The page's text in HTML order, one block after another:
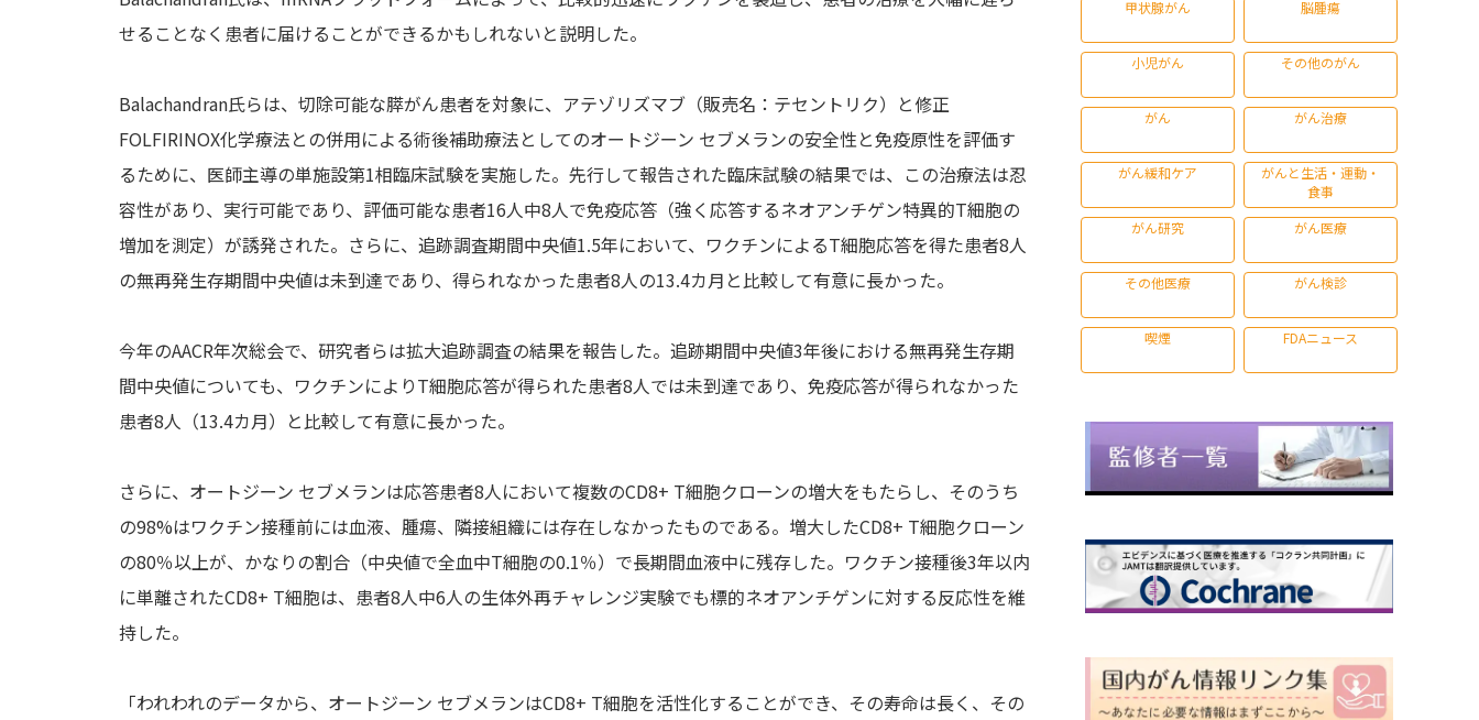
せることなく患者に届けることができるかもしれないと説明した。
Balachandran氏らは、切除可能な膵がん患者を対象に、アテゾリズマブ（販売名：テセントリク）と修正
FOLFIRINOX化学療法との併用による術後補助療法としてのオートジーン セブメランの安全性と免疫原性を評価す
るために、医師主導の単施設第1相臨床試験を実施した。先行して報告された臨床試験の結果では、この治療法は忍
容性があり、実行可能であり、評価可能な患者16人中8人で免疫応答（強く応答するネオアンチゲン特異的T細胞の
増加を測定）が誘発された。さらに、追跡調査期間中央値1.5年において、ワクチンによるT細胞応答を得た患者8人
の無再発生存期間中央値は未到達であり、得られなかった患者8人の13.4カ月と比較して有意に長かった。
今年のAACR年次総会で、研究者らは拡大追跡調査の結果を報告した。追跡期間中央値3年後における無再発生存期
間中央値についても、ワクチンによりT細胞応答が得られた患者8人では未到達であり、免疫応答が得られなかった
患者8人（13.4カ月）と比較して有意に長かった。
さらに、オートジーン セブメランは応答患者8人において複数のCD8+ T細胞クローンの増大をもたらし、そのうち
の98%はワクチン接種前には血液、腫瘍、隣接組織には存在しなかったものである。増大したCD8+ T細胞クローン
の80％以上が、かなりの割合（中央値で全血中T細胞の0.1％）で長期間血液中に残存した。ワクチン接種後3年以内
に単離されたCD8+ T細胞は、患者8人中6人の生体外再チャレンジ実験でも標的ネオアンチゲンに対する反応性を維
持した。
「われわれのデータから、オートジーン セブメランはCD8+ T細胞を活性化することができ、その寿命は長く、その
甲状腺がん 脳腫瘍
小児がん その他のがん
がん がん治療
がん緩和ケア
がんと生活・運動・
食事
がん研究
がん医療
その他医療 がん検診
喫煙 FDAニュース